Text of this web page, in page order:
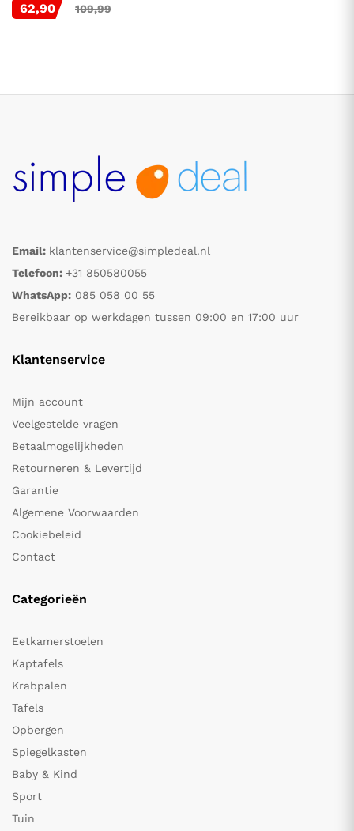
62,90 109,99
Email: klantenservice@simpledeal.nl
Telefoon: +31 850580055
WhatsApp: 085 058 00 55
Bereikbaar op werkdagen tussen 09:00 en 17:00 uur
Klantenservice
Mijn account
Veelgestelde vragen
Betaalmogelijkheden
Retourneren & Levertijd
Garantie
Algemene Voorwaarden
Cookiebeleid
Contact
Categorieën
Eetkamerstoelen
Kaptafels
Krabpalen
Tafels
Opbergen
Spiegelkasten
Baby & Kind
Sport
Tuin